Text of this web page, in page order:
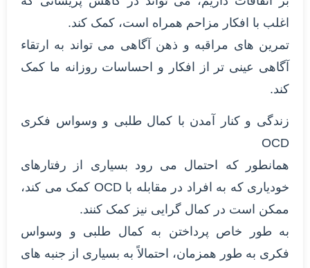
اغلب با افکار مزاحم همراه است، کمک کند.
تمرین های مراقبه و ذهن آگاهی می تواند به ارتقاء
آگاهی عینی تر از افکار و احساسات روزانه ما کمک
کند.
زندگی و کنار آمدن با کمال طلبی و وسواس فکری
OCD
همانطور که احتمال می رود بسیاری از رفتارهای
خودیاری که به افراد در مقابله با OCD کمک می کند،
ممکن است در کمال گرایی نیز کمک کنند.
به طور خاص پرداختن به کمال طلبی و وسواس
فکری به طور همزمان، احتمالاً به بسیاری از جنبه های